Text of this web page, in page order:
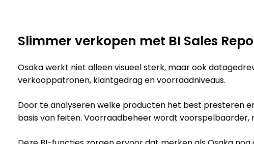
Slimmer verkopen met BI Sales
Osaka werkt niet alleen visueel sterk, maar ook
verkooppatronen, klantgedrag en voorraadniveaus.
Door te analyseren welke producten het best presteren
basis van feiten. Voorraadbeheer wordt